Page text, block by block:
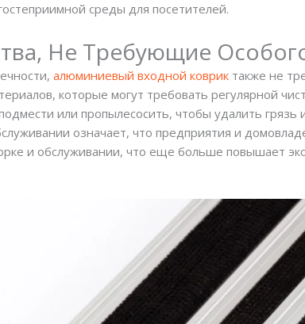
среды для посетителей.
Не Требующие
алюминиевый входной коврик также не
которые могут требовать регулярной
или пропылесосить, чтобы удалить грязь
означает, что предприятия и
и обслуживании, что еще больше повышает